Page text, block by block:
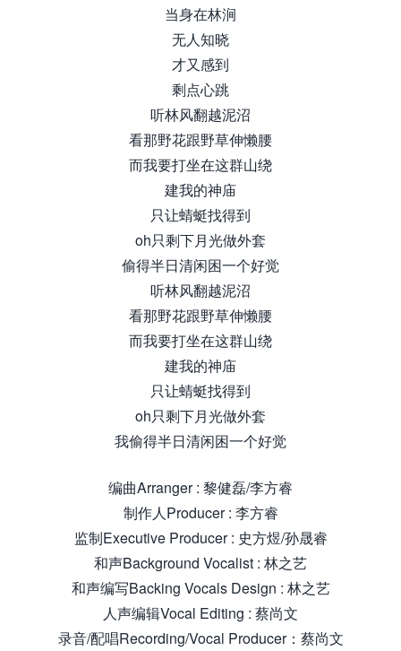
当身在林涧
无人知晓
才又感到
剩点心跳
听林风翻越泥沼
看那野花跟野草伸懒腰
而我要打坐在这群山绕
建我的神庙
只让蜻蜓找得到
oh只剩下月光做外套
偷得半日清闲困一个好觉
听林风翻越泥沼
看那野花跟野草伸懒腰
而我要打坐在这群山绕
建我的神庙
只让蜻蜓找得到
oh只剩下月光做外套
我偷得半日清闲困一个好觉
编曲Arranger : 黎健磊/李方睿
制作人Producer : 李方睿
监制Executive Producer : 史方煜/孙晟睿
和声Background Vocalist : 林之艺
和声编写Backing Vocals Design : 林之艺
人声编辑Vocal Editing : 蔡尚文
录音/配唱Recording/Vocal Producer：蔡尚文